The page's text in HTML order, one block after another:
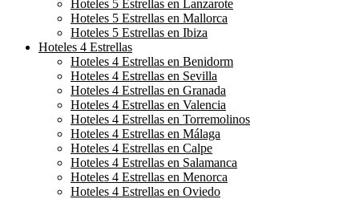
Hoteles 5 Estrellas en Lanzarote
Hoteles 5 Estrellas en Mallorca
Hoteles 5 Estrellas en Ibiza
Hoteles 4 Estrellas
Hoteles 4 Estrellas en Benidorm
Hoteles 4 Estrellas en Sevilla
Hoteles 4 Estrellas en Granada
Hoteles 4 Estrellas en Valencia
Hoteles 4 Estrellas en Torremolinos
Hoteles 4 Estrellas en Málaga
Hoteles 4 Estrellas en Calpe
Hoteles 4 Estrellas en Salamanca
Hoteles 4 Estrellas en Menorca
Hoteles 4 Estrellas en Oviedo